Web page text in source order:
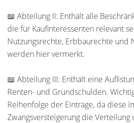
📖 Abteilung II: Enthält alle
die für Kaufinteressenten relevant
Nutzungsrechte, Erbbaurechte und
werden hier vermerkt.
📖 Abteilung III: Enthält eine
Renten- und Grundschulden.
Reihenfolge der Einträge, da diese
Zwangsversteigerung die Verteilung